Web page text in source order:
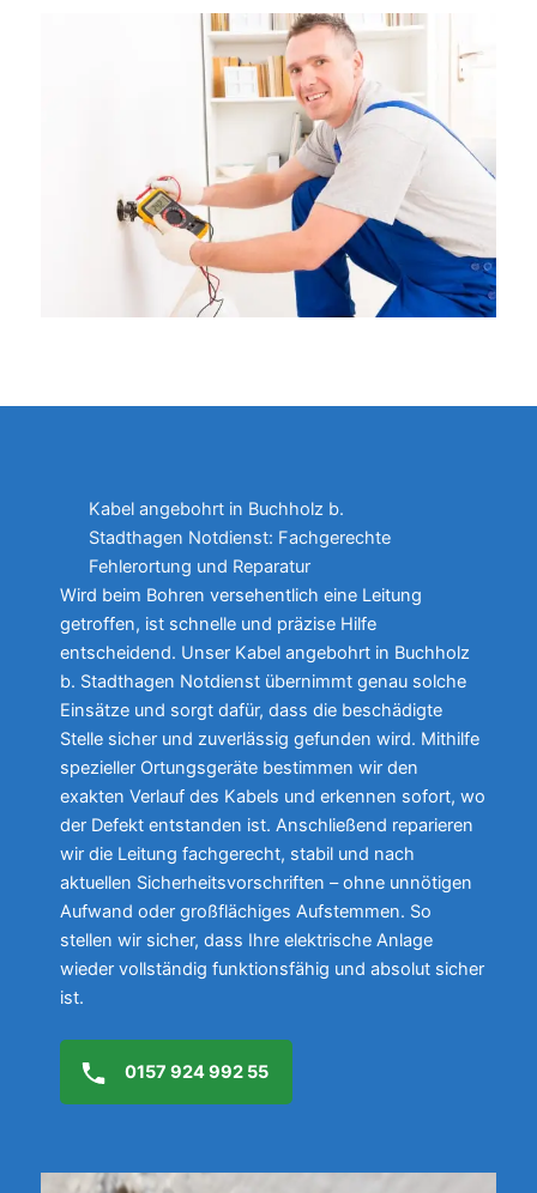
Kabel angebohrt in Buchholz b.
Stadthagen Notdienst: Fachgerechte
Fehlerortung und Reparatur
Wird beim Bohren versehentlich eine Leitung
getroffen, ist schnelle und präzise Hilfe
entscheidend. Unser Kabel angebohrt in Buchholz
b. Stadthagen Notdienst übernimmt genau solche
Einsätze und sorgt dafür, dass die beschädigte
Stelle sicher und zuverlässig gefunden wird. Mithilfe
spezieller Ortungsgeräte bestimmen wir den
exakten Verlauf des Kabels und erkennen sofort, wo
der Defekt entstanden ist. Anschließend reparieren
wir die Leitung fachgerecht, stabil und nach
aktuellen Sicherheitsvorschriften – ohne unnötigen
Aufwand oder großflächiges Aufstemmen. So
stellen wir sicher, dass Ihre elektrische Anlage
wieder vollständig funktionsfähig und absolut sicher
ist.
0157 924 992 55